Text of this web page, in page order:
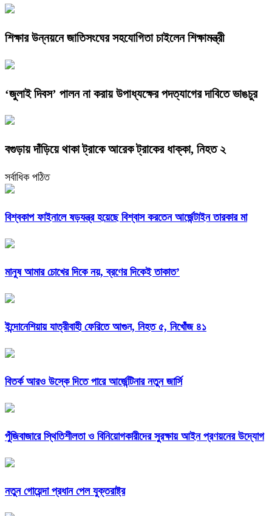
শিক্ষার উন্নয়নে জাতিসংঘের সহযোগিতা চাইলেন শিক্ষামন্ত্রী
‘জুলাই দিবস’ পালন না করায় উপাধ্যক্ষের পদত্যাগের দাবিতে ভাঙচুর
বগুড়ায় দাঁড়িয়ে থাকা ট্রাকে আরেক ট্রাকের ধাক্কা, নিহত ২
সর্বাধিক পঠিত
বিশ্বকাপ ফাইনালে ষড়যন্ত্র হয়েছে বিশ্বাস করতেন আর্জেন্টাইন তারকার মা
মানুষ আমার চোখের দিকে নয়, ব্রণের দিকেই তাকাত’
ইন্দোনেশিয়ায় যাত্রীবাহী ফেরিতে আগুন, নিহত ৫, নিখোঁজ ৪১
বিতর্ক আরও উস্কে দিতে পারে আর্জেন্টিনার নতুন জার্সি
পুঁজিবাজারে স্থিতিশীলতা ও বিনিয়োগকারীদের সুরক্ষায় আইন প্রণয়নের উদ্যোগ
নতুন গোয়েন্দা প্রধান পেল যুক্তরাষ্ট্র